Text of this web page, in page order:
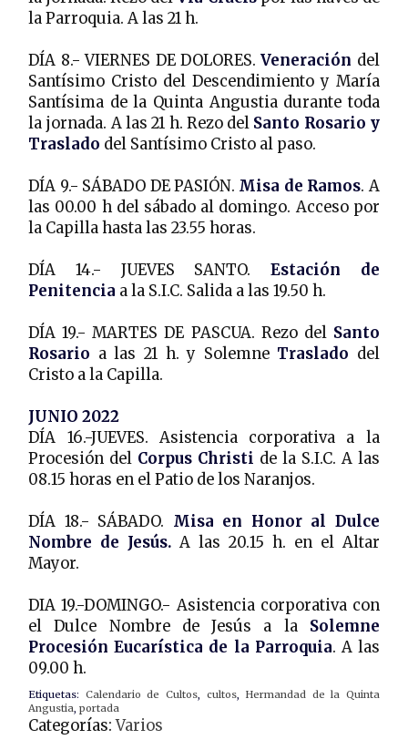
la Parroquia. A las 21 h.
DÍA 8.- VIERNES DE DOLORES.Veneración del
Santísimo Cristo del Descendimiento y María
Santísima de la Quinta Angustia durante toda
la jornada. A las 21 h. Rezo del Santo Rosario y
Traslado del Santísimo Cristo al paso.
DÍA 9.- SÁBADO DE PASIÓN. Misa de Ramos. A
las 00.00 h del sábado al domingo. Acceso por
la Capilla hasta las 23.55 horas.
DÍA 14.- JUEVES SANTO.Estación de
Penitencia a la S.I.C. Salida a las 19.50 h.
DÍA 19.- MARTES DE PASCUA. Rezo del Santo
Rosario a las 21 h. y Solemne Traslado del
Cristo a la Capilla.
JUNIO 2022
DÍA 16.-JUEVES. Asistencia corporativa a la
Procesión del Corpus Christi de la S.I.C. A las
08.15 horas en el Patio de los Naranjos.
DÍA 18.- SÁBADO. Misa en Honor al Dulce
Nombre de Jesús.A las 20.15 h. en el Altar
Mayor.
DIA 19.-DOMINGO.- Asistencia corporativa con
el Dulce Nombre de Jesús a la Solemne
Procesión Eucarística de la Parroquia. A las
09.00 h.
Etiquetas: Calendario de Cultos, cultos, Hermandad de la Quinta
Angustia ,portada
Categorías:Varios